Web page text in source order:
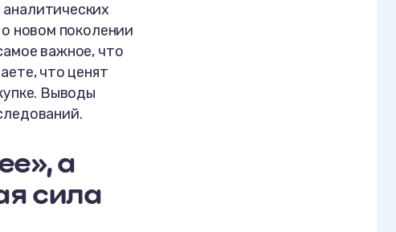
новом поколении
важное, что
что ценят
Выводы
а
сила